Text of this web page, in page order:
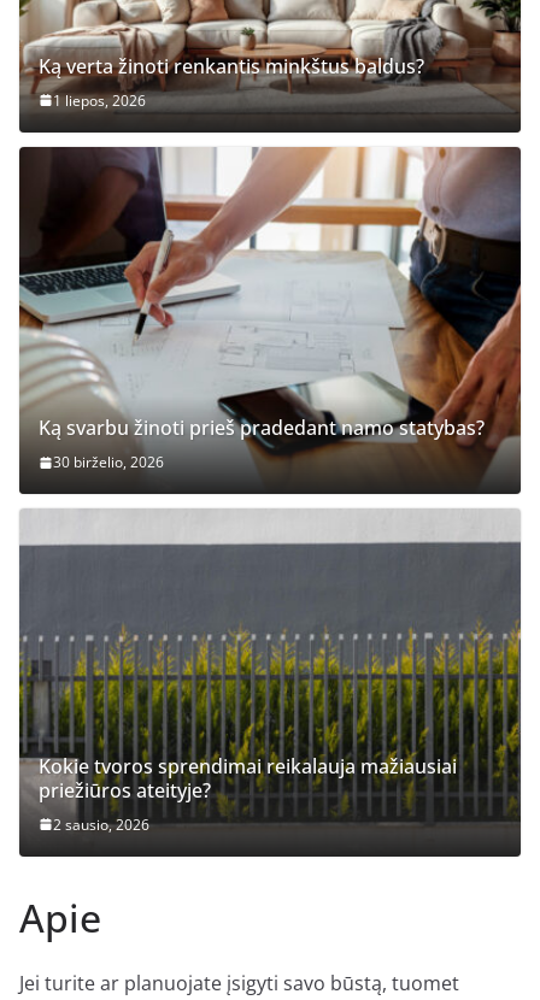
Ką verta žinoti renkantis minkštus baldus?
1 liepos, 2026
Ką svarbu žinoti prieš pradedant namo statybas?
30 birželio, 2026
Kokie tvoros sprendimai reikalauja mažiausiai
priežiūros ateityje?
2 sausio, 2026
Apie
Jei turite ar planuojate įsigyti savo būstą, tuomet